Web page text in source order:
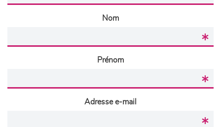
Nom
Prénom
Adresse e-mail